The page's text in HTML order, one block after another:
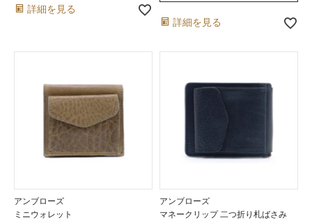
詳細を見る
詳細を見る
アンブローズ
ミニウォレット
アンブローズ
マネークリップ 二つ折り札ばさみ